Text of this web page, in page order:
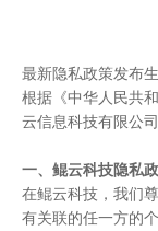
最新隐私政策发布
根据《中华人民共
云信息科技有限公
一、鲲云科技隐私
在鲲云科技，我们
有关联的任一方的